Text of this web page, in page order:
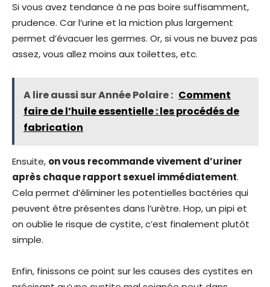
Si vous avez tendance à ne pas boire suffisamment,
prudence. Car l’urine et la miction plus largement
permet d’évacuer les germes. Or, si vous ne buvez pas
assez, vous allez moins aux toilettes, etc.
A lire aussi sur Année Polaire : Comment
faire de l’huile essentielle : les procédés de
fabrication
Ensuite, on vous recommande vivement d’uriner
après chaque rapport sexuel immédiatement.
Cela permet d’éliminer les potentielles bactéries qui
peuvent être présentes dans l’urètre. Hop, un pipi et
on oublie le risque de cystite, c’est finalement plutôt
simple.
Enfin, finissons ce point sur les causes des cystites en